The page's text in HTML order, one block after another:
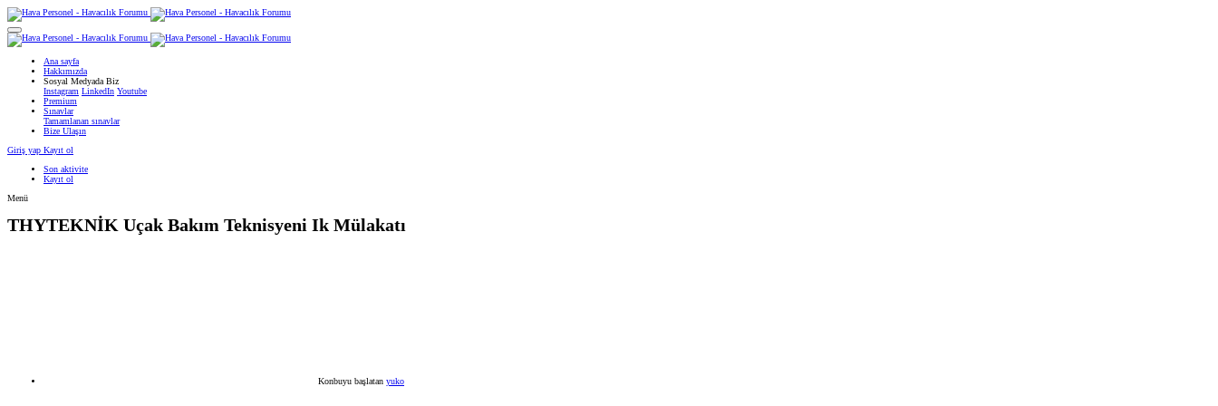
Ana sayfa
Hakkımızda
Sosyal Medyada Biz
Instagram LinkedIn Youtube
Premium
Sınavlar
Tamamlanan sınavlar
Bize Ulaşın
Giriş yap Kayıt ol
Son aktivite
Kayıt ol
Menü
THYTEKNİK Uçak Bakım Teknisyeni Ik Mülakatı
Konbuyu başlatan yuko